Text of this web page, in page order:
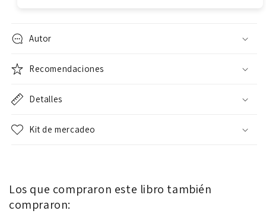
Autor
Recomendaciones
Detalles
Kit de mercadeo
Los que compraron este libro también
compraron: